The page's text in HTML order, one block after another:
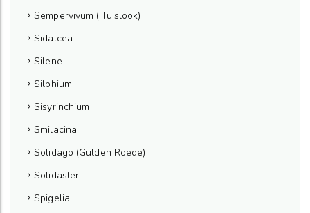
Sempervivum (Huislook)
Sidalcea
Silene
Silphium
Sisyrinchium
Smilacina
Solidago (Gulden Roede)
Solidaster
Spigelia